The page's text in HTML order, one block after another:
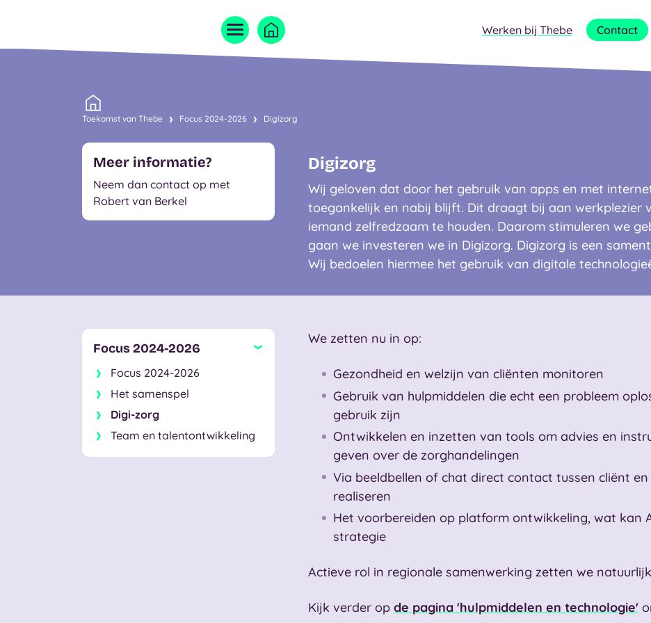
Home
Werken bij Thebe Contact
Toekomst van Thebe Focus 2024-2026 Digizorg
Meer informatie?
Neem dan contact op met
Robert van Berkel
Digizorg
Wij geloven dat door het gebruik van apps en met
toegankelijk en nabij blijft. Dit draagt bij aan werkplezier
iemand zelfredzaam te houden. Daarom stimuleren we
gaan we investeren we in Digizorg. Digizorg is een
Wij bedoelen hiermee het gebruik van digitale
We zetten nu in op:
Gezondheid en welzijn van cliënten monitoren
Gebruik van hulpmiddelen die echt een probleem
gebruik zijn
Ontwikkelen en inzetten van tools om advies en
geven over de zorghandelingen
Via beeldbellen of chat direct contact tussen cliënt
realiseren
Het voorbereiden op platform ontwikkeling, wat kan
strategie
Actieve rol in regionale samenwerking zetten we
Kijk verder op de pagina 'hulpmiddelen en technologie'
Focus 2024-2026
Focus 2024-2026
Het samenspel
Digi-zorg
Team en talentontwikkeling